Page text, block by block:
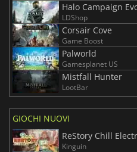
Halo Campaign
LDShop
Corsair Cove
Game Boost
Palworld
Gamesplanet US
Mistfall Hunter
LootBar
GIOCHI NUOVI
ReStory Chill
Kinguin